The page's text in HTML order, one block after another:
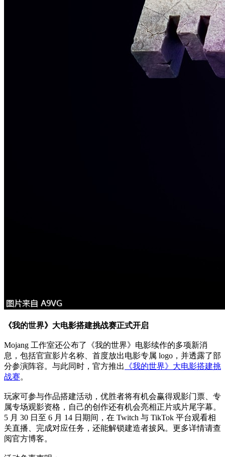
《我的世界》大电影搭建挑战赛正式开启
Mojang 工作室还公布了《我的世界》电影续作的多项新消
息，包括官宣影片名称、首度放出电影专属 logo，并透露了部
分参演阵容。与此同时，官方推出
《我的世界》大电影搭建挑
战赛。
玩家可参与作品搭建活动，优胜者将有机会赢得观影门票、专
属专场观影资格，自己的创作还有机会亮相正片或片尾字幕。
5 月 30 日至 6 月 14 日期间，在 Twitch 与 TikTok 平台观看相
关直播、完成对应任务，还能解锁建造者披风。更多详情请查
阅官方博客。